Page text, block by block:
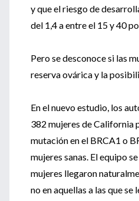
y que el riesgo de
del 1,4 a entre el 15 y 40
Pero se desconoce si las
reserva ovárica y la
En el nuevo estudio, los
382 mujeres de California
mutación en el BRCA1 o
mujeres sanas. El equipo
mujeres llegaron
no en aquellas a las que